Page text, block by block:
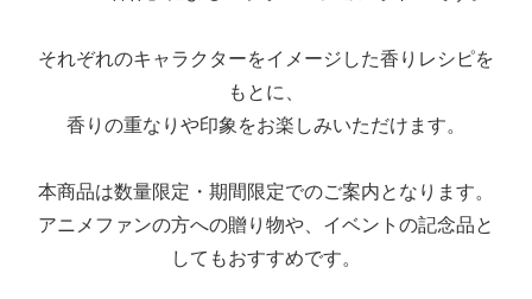
それぞれのキャラクターをイメージした香りレシピを
もとに、
香りの重なりや印象をお楽しみいただけます。
本商品は数量限定・期間限定でのご案内となります。
アニメファンの方への贈り物や、イベントの記念品と
してもおすすめです。